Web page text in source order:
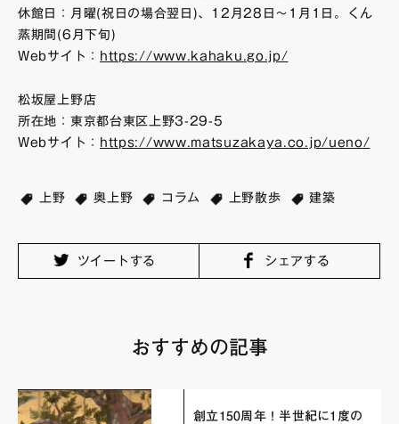
休館日：月曜(祝日の場合翌日)、12月28日～1月1日。くん
蒸期間(6月下旬)
Webサイト：
https://www.kahaku.go.jp/
松坂屋上野店
所在地：東京都台東区上野3-29-5
Webサイト：
https://www.matsuzakaya.co.jp/ueno/
上野 奥上野 コラム 上野散歩 建築
ツイートする シェアする
おすすめの記事
創立150周年！半世紀に1度の